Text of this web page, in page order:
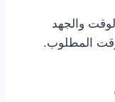
والجهد
المطلوب.